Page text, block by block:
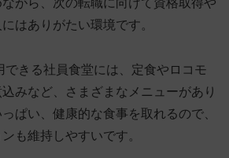
がら、次の転職に向けて資格取得や
はありがたい環境です。
できる社員食堂には、定食やロコモ
みなど、さまざまなメニューがあり
ぱい、健康的な食事を取れるので、
も維持しやすいです。